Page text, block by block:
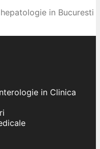
in Bucuresti
in Clinica